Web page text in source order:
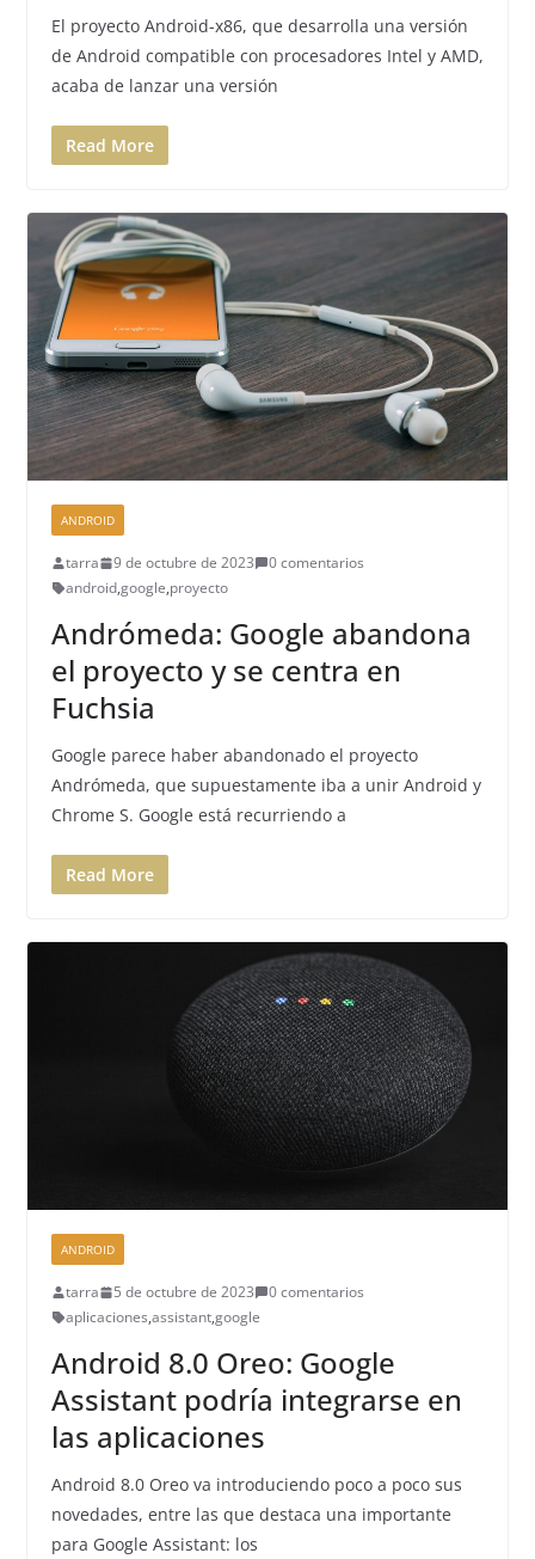
El proyecto Android-x86, que desarrolla una versión
de Android compatible con procesadores Intel y AMD,
acaba de lanzar una versión
Read More
ANDROID
tarra 9 de octubre de 2023
0 comentarios
android,google,proyecto
Andrómeda: Google abandona
el proyecto y se centra en
Fuchsia
Google parece haber abandonado el proyecto
Andrómeda, que supuestamente iba a unir Android y
Chrome S. Google está recurriendo a
Read More
ANDROID
tarra 5 de octubre de 2023
0 comentarios
aplicaciones,assistant,google
Android 8.0 Oreo: Google
Assistant podría integrarse en
las aplicaciones
Android 8.0 Oreo va introduciendo poco a poco sus
novedades, entre las que destaca una importante
para Google Assistant: los